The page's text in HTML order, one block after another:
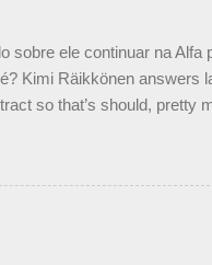
sobre ele continuar na
Kimi Räikkönen answers
so that’s should, pretty
tantos anos na F1. What
GSAu1LWnwW